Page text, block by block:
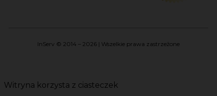
InServ © 2014 – 2026 | Wszelkie prawa zastrzeżone
Witryna korzysta z ciasteczek